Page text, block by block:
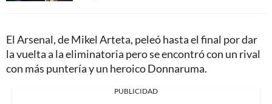
El Arsenal, de Mikel Arteta, peleó hasta el final por dar
la vuelta a la eliminatoria pero se encontró con un rival
con más puntería y un heroico Donnaruma.
PUBLICIDAD